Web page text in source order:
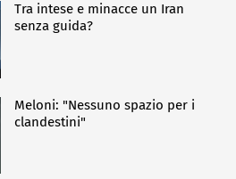
Tra intese e minacce un Iran
senza guida?
Meloni: "Nessuno spazio per i
clandestini"